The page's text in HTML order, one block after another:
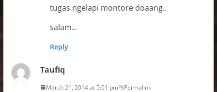
tugas ngelapi montore doaang..
salam..
Reply
Taufiq
March 21, 2014 at 5:01 pm Permalink